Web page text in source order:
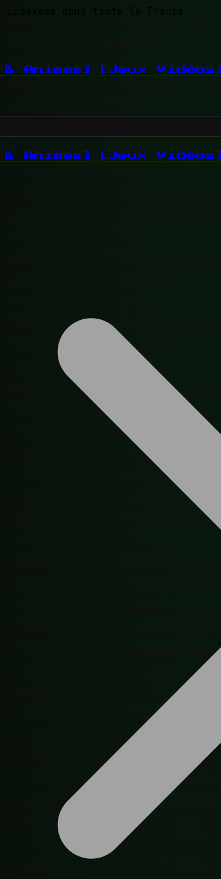
indexées dans toute la France
& Animés] [Jeux Vidéos]
& Animés] [Jeux Vidéos]